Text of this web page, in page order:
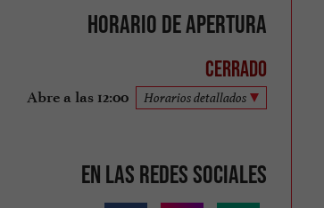
Horario de apertura
Cerrado
Abre a las 12:00 Horarios detallados
En las redes sociales